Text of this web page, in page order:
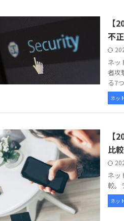
【
不
ネッ
者攻
る7
ネッ
【
比
ネッ
較。
ネッ